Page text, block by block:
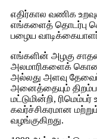
எதிர்கால வணிக
எங்களைத் தொடர்பு
பழைய
எங்களின் அழகு
அலமாரிகளைக்
அல்லது அளவு
அனைத்தையும்
மட்டுமின்றி,
கவர்ச்சிகரமான
வழங்குகிறது.